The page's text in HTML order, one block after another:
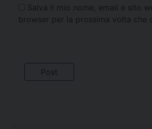
Salva il mio nome, email e sito
browser per la prossima volta che